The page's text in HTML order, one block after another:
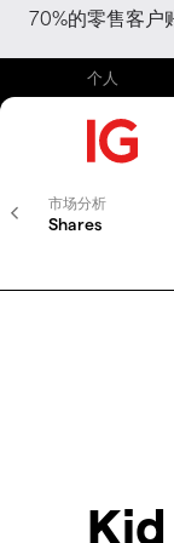
70%的零售客户
个人
市场分析
Shares